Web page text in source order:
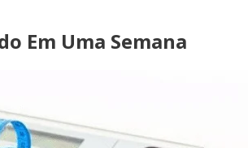
Em Uma Semana